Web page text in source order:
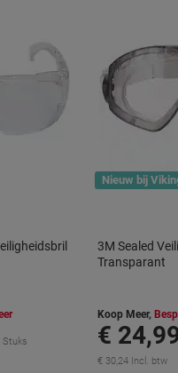
Stuks
Nieuw bij
3M Sealed
Transparant
Koop Meer,
€
€ 30,24 Incl. btw